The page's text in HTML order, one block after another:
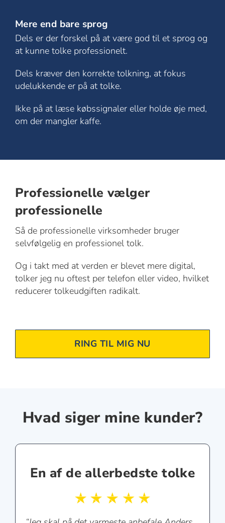
Mere end bare sprog
Dels er der forskel på at være god til et sprog og
at kunne tolke professionelt.
Dels kræver den korrekte tolkning, at fokus
udelukkende er på at tolke.
Ikke på at læse købssignaler eller holde øje med,
om der mangler kaffe.
Professionelle vælger
professionelle
Så de professionelle virksomheder bruger
selvfølgelig en professionel tolk.
Og i takt med at verden er blevet mere digital,
tolker jeg nu oftest per telefon eller video, hvilket
reducerer tolkeudgiften radikalt.
RING TIL MIG NU
Hvad siger mine kunder?
En af de allerbedste tolke